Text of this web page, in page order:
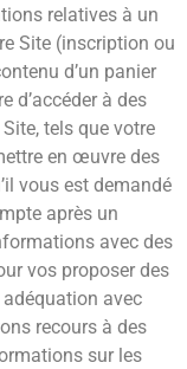
relatives à un
Site (inscription ou
d’un panier
d’accéder à des
tels que votre
en œuvre des
vous est demandé
après un
avec des
vos proposer des
avec
recours à des
sur les